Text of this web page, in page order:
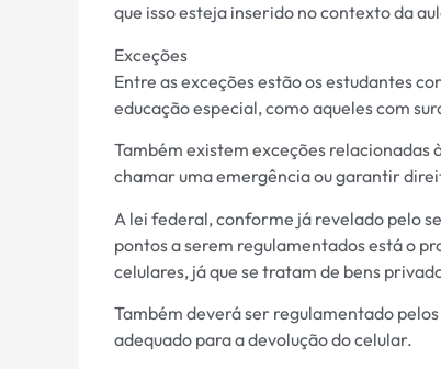
que isso esteja inserido no contexto da
Exceções
Entre as exceções estão os estudantes
educação especial, como aqueles com
Também existem exceções relacionadas
chamar uma emergência ou garantir
A lei federal, conforme já revelado pelo
pontos a serem regulamentados está o
celulares, já que se tratam de bens
Também deverá ser regulamentado
adequado para a devolução do celular.